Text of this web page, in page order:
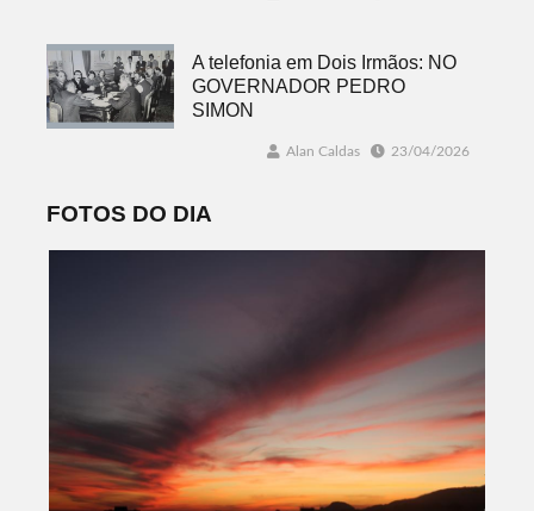
A telefonia em Dois Irmãos: NO
GOVERNADOR PEDRO
SIMON
Alan Caldas 23/04/2026
FOTOS DO DIA